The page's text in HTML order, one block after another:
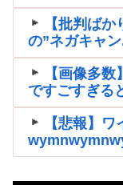
【批判ば
の”ネガキャン
【画像多
ですごすぎる
【悲報】